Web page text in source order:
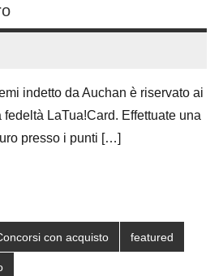
indetto da Auchan è riservato ai
LaTua!Card. Effettuate una
presso i punti […]
con acquisto featured